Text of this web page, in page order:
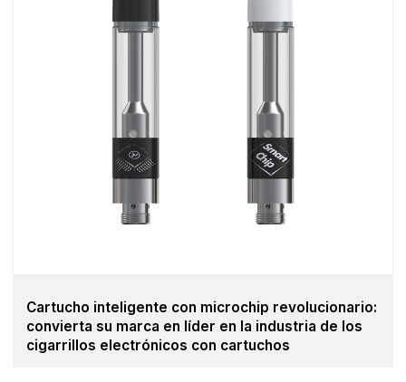
Cartucho inteligente con microchip revolucionario:
convierta su marca en líder en la industria de los
cigarrillos electrónicos con cartuchos